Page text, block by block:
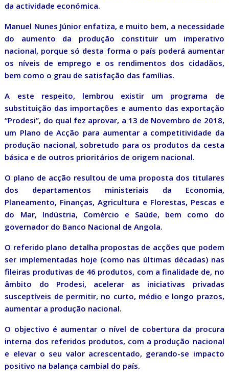
da actividade económica.
Manuel Nunes Júnior enfatiza, e muito bem, a necessidade
do aumento da produção constituir um imperativo
nacional, porque só desta forma o país poderá aumentar
os níveis de emprego e os rendimentos dos cidadãos,
bem como o grau de satisfação das famílias.
A este respeito, lembrou existir um programa de
substituição das importações e aumento das exportação
“Prodesi”, do qual fez aprovar, a 13 de Novembro de 2018,
um Plano de Acção para aumentar a competitividade da
produção nacional, sobretudo para os produtos da cesta
básica e de outros prioritários de origem nacional.
O plano de acção resultou de uma proposta dos titulares
dos departamentos ministeriais da Economia,
Planeamento, Finanças, Agricultura e Florestas, Pescas e
do Mar, Indústria, Comércio e Saúde, bem como do
governador do Banco Nacional de Angola.
O referido plano detalha propostas de acções que podem
ser implementadas hoje (como nas últimas décadas) nas
fileiras produtivas de 46 produtos, com a finalidade de, no
âmbito do Prodesi, acelerar as iniciativas privadas
susceptíveis de permitir, no curto, médio e longo prazos,
aumentar a produção nacional.
O objectivo é aumentar o nível de cobertura da procura
interna dos referidos produtos, com a produção nacional
e elevar o seu valor acrescentado, gerando-se impacto
positivo na balança cambial do país.